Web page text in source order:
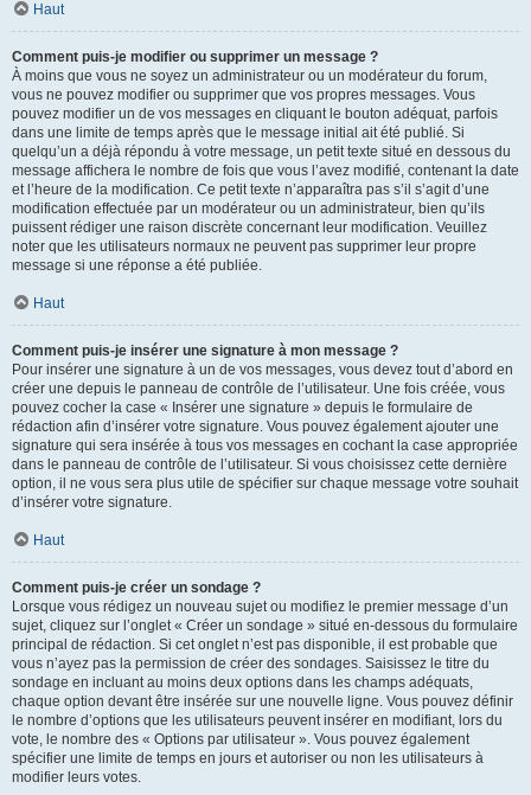
Haut
Comment puis-je modifier ou supprimer un message ?
À moins que vous ne soyez un administrateur ou un modérateur du forum,
vous ne pouvez modifier ou supprimer que vos propres messages. Vous
pouvez modifier un de vos messages en cliquant le bouton adéquat, parfois
dans une limite de temps après que le message initial ait été publié. Si
quelqu’un a déjà répondu à votre message, un petit texte situé en dessous du
message affichera le nombre de fois que vous l’avez modifié, contenant la date
et l’heure de la modification. Ce petit texte n’apparaîtra pas s’il s’agit d’une
modification effectuée par un modérateur ou un administrateur, bien qu’ils
puissent rédiger une raison discrète concernant leur modification. Veuillez
noter que les utilisateurs normaux ne peuvent pas supprimer leur propre
message si une réponse a été publiée.
Haut
Comment puis-je insérer une signature à mon message ?
Pour insérer une signature à un de vos messages, vous devez tout d’abord en
créer une depuis le panneau de contrôle de l’utilisateur. Une fois créée, vous
pouvez cocher la case « Insérer une signature » depuis le formulaire de
rédaction afin d’insérer votre signature. Vous pouvez également ajouter une
signature qui sera insérée à tous vos messages en cochant la case appropriée
dans le panneau de contrôle de l’utilisateur. Si vous choisissez cette dernière
option, il ne vous sera plus utile de spécifier sur chaque message votre souhait
d’insérer votre signature.
Haut
Comment puis-je créer un sondage ?
Lorsque vous rédigez un nouveau sujet ou modifiez le premier message d’un
sujet, cliquez sur l’onglet « Créer un sondage » situé en-dessous du formulaire
principal de rédaction. Si cet onglet n’est pas disponible, il est probable que
vous n’ayez pas la permission de créer des sondages. Saisissez le titre du
sondage en incluant au moins deux options dans les champs adéquats,
chaque option devant être insérée sur une nouvelle ligne. Vous pouvez définir
le nombre d’options que les utilisateurs peuvent insérer en modifiant, lors du
vote, le nombre des « Options par utilisateur ». Vous pouvez également
spécifier une limite de temps en jours et autoriser ou non les utilisateurs à
modifier leurs votes.